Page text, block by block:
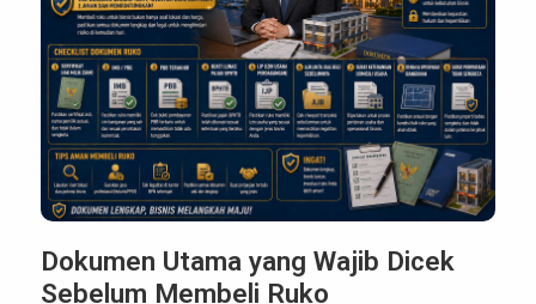
Dokumen Utama yang Wajib Dicek
Sebelum Membeli Ruko